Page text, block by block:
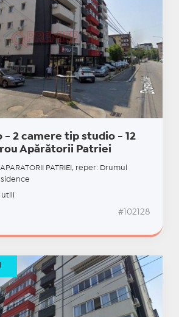
- 2 camere tip studio - 12
Apărătorii Patriei
PATRIEI, reper: Drumul
utili
#102128